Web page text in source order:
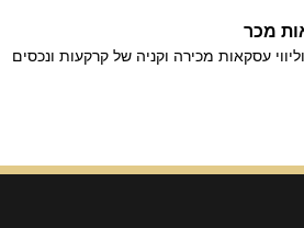
מכר
עסקאות מכירה וקניה של קרקעות ונכסים